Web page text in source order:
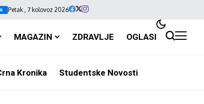
Petak , 7 kolovoz 2026
MAGAZIN ZDRAVLJE OGLASI
Kronika Studentske Novosti